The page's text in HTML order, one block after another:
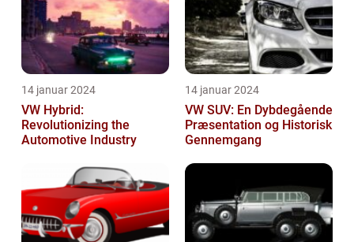
14 januar 2024
VW Hybrid:
Revolutionizing the
Automotive Industry
14 januar 2024
VW SUV: En Dybdegående
Præsentation og Historisk
Gennemgang